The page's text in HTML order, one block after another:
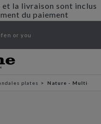
et la livraison sont inclus
du paiement
or you
plates Nature -